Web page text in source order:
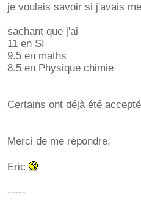
je voulais savoir si j'avais
sachant que j'ai
11 en SI
9.5 en maths
8.5 en Physique chimie
Certains ont déjà été
Merci de me répondre,
Eric
-----